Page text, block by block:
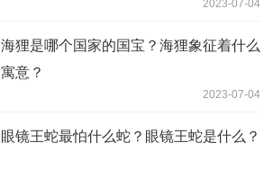
2023-07-04
海狸是哪个国家的国宝？海狸象征着什么
寓意？
2023-07-04
眼镜王蛇最怕什么蛇？眼镜王蛇是什么？